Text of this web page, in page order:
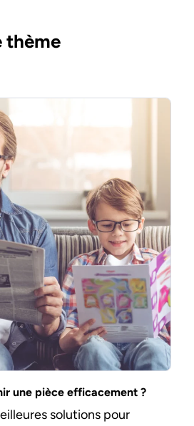
thème
une pièce efficacement ?
solutions pour